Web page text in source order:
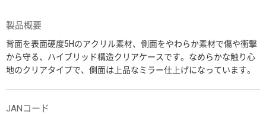
製品概要
背面を表面硬度5Hのアクリル素材、側面をやわらか素材で傷や衝撃
から守る、ハイブリッド構造クリアケースです。なめらかな触り心
地のクリアタイプで、側面は上品なミラー仕上げになっています。
JANコード